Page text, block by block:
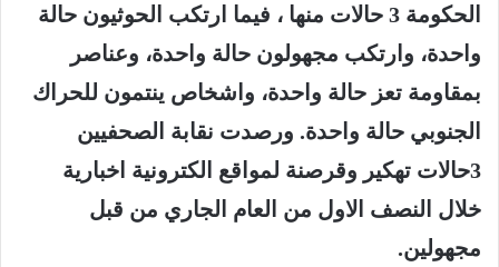
الحكومة 3 حالات منها ، فيما ارتكب الحوثيون حالة
واحدة، وارتكب مجهولون حالة واحدة، وعناصر
بمقاومة تعز حالة واحدة، واشخاص ينتمون للحراك
الجنوبي حالة واحدة. ورصدت نقابة الصحفيين
3حالات تهكير وقرصنة لمواقع الكترونية اخبارية
خلال النصف الاول من العام الجاري من قبل
مجهولين.